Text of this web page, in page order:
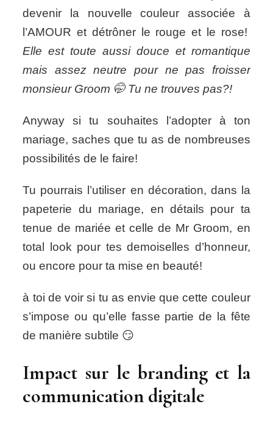
devenir la nouvelle couleur associée à
l’AMOUR et détrôner le rouge et le rose!
Elle est toute aussi douce et romantique
mais assez neutre pour ne pas froisser
monsieur Groom 🤭 Tu ne trouves pas?!
Anyway si tu souhaites l’adopter à ton
mariage, saches que tu as de nombreuses
possibilités de le faire!
Tu pourrais l’utiliser en décoration, dans la
papeterie du mariage, en détails pour ta
tenue de mariée et celle de Mr Groom, en
total look pour tes demoiselles d’honneur,
ou encore pour ta mise en beauté!
à toi de voir si tu as envie que cette couleur
s’impose ou qu’elle fasse partie de la fête
de manière subtile 😏
Impact sur le branding et la
communication digitale